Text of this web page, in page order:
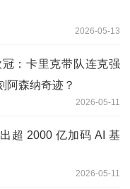
2026-05-13
：卡里克带队连克强
阿森纳奇迹？
2026-05-11
超 2000 亿加码 AI 基
2026-05-11